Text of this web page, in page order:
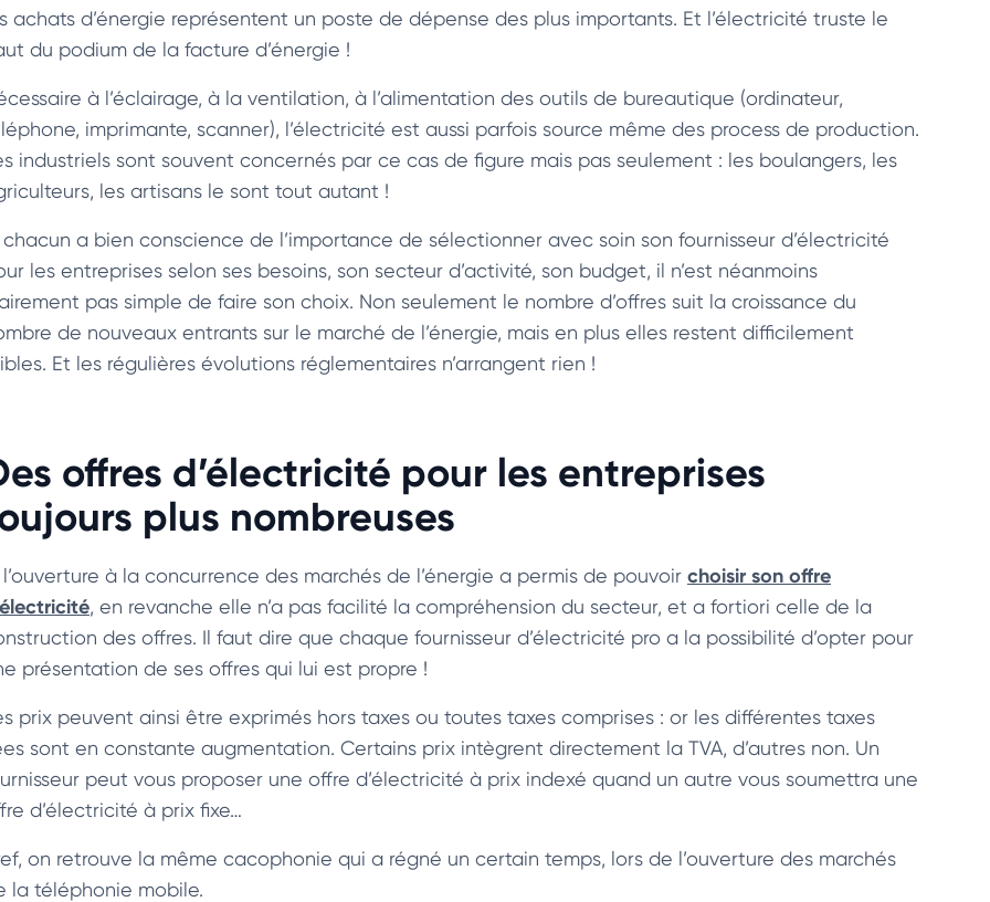
achats d’énergie représentent un poste de dépense des plus importants. Et l’électricité truste le
du podium de la facture d’énergie !
à l’éclairage, à la ventilation, à l’alimentation des outils de bureautique (ordinateur,
imprimante, scanner), l’électricité est aussi parfois source même des process de production.
industriels sont souvent concernés par ce cas de figure mais pas seulement : les boulangers, les
les artisans le sont tout autant !
chacun a bien conscience de l’importance de sélectionner avec soin son fournisseur d’électricité
les entreprises selon ses besoins, son secteur d’activité, son budget, il n’est néanmoins
pas simple de faire son choix. Non seulement le nombre d’offres suit la croissance du
de nouveaux entrants sur le marché de l’énergie, mais en plus elles restent difficilement
Et les régulières évolutions réglementaires n’arrangent rien !
offres d’électricité pour les entreprises
plus nombreuses
l’ouverture à la concurrence des marchés de l’énergie a permis de pouvoir choisir son offre
, en revanche elle n’a pas facilité la compréhension du secteur, et a fortiori celle de la
des offres. Il faut dire que chaque fournisseur d’électricité pro a la possibilité d’opter pour
présentation de ses offres qui lui est propre !
prix peuvent ainsi être exprimés hors taxes ou toutes taxes comprises : or les différentes taxes
sont en constante augmentation. Certains prix intègrent directement la TVA, d’autres non. Un
peut vous proposer une offre d’électricité à prix indexé quand un autre vous soumettra une
d’électricité à prix fixe…
on retrouve la même cacophonie qui a régné un certain temps, lors de l’ouverture des marchés
la téléphonie mobile.